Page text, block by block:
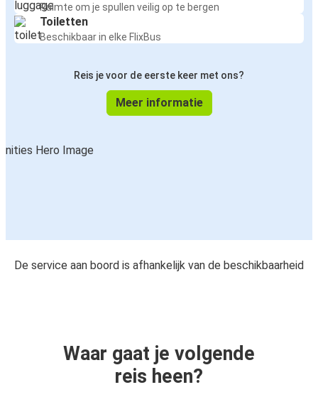
Ruimte om je spullen veilig op te bergen
Toiletten
Beschikbaar in elke FlixBus
Reis je voor de eerste keer met ons?
Meer informatie
De service aan boord is afhankelijk van de beschikbaarheid
Waar gaat je volgende
reis heen?